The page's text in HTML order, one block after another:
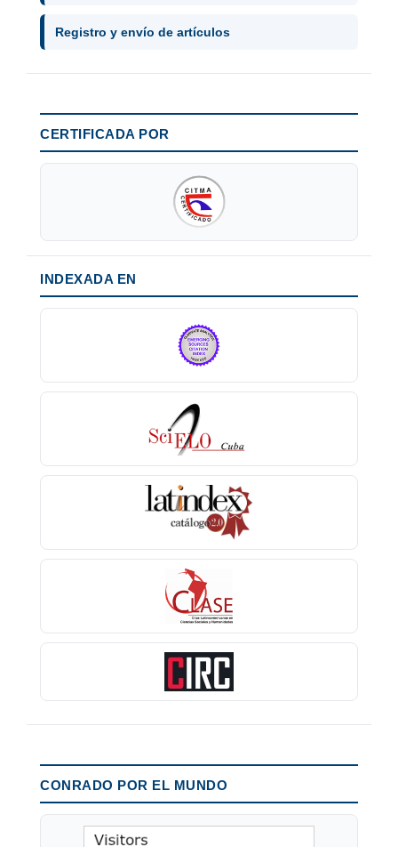
Registro y envío de artículos
CERTIFICADA POR
INDEXADA EN
CONRADO POR EL MUNDO